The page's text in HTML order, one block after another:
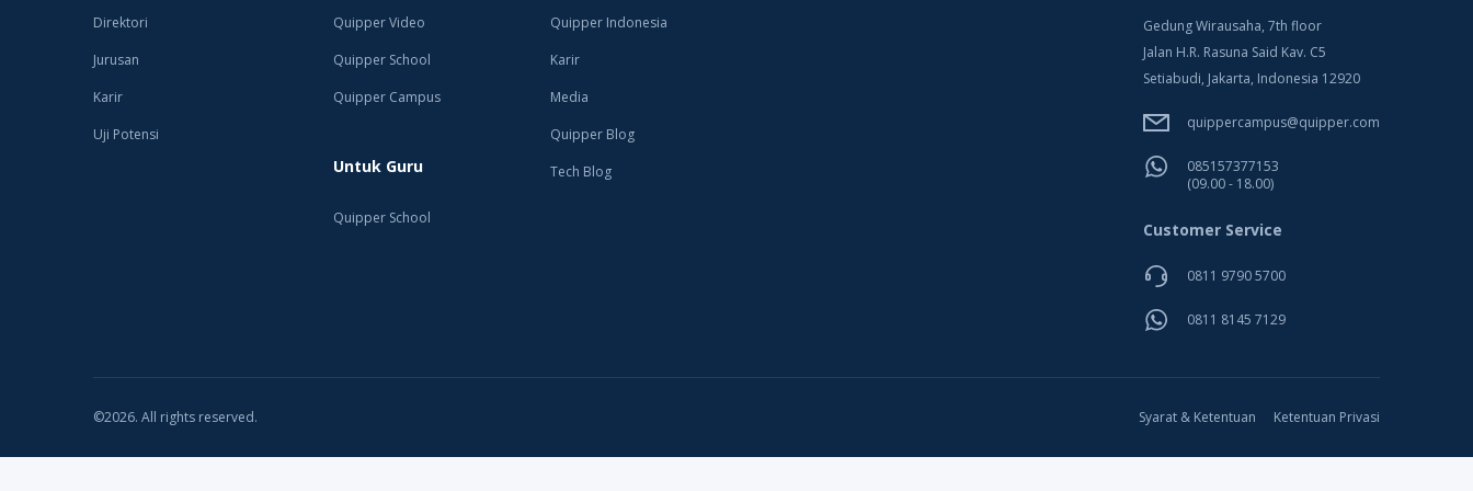
untuk siswa dengan skor terbaik dan
lulus dalam beberapa tes seleksi.
Direktori
Jurusan
Karir
Uji Potensi
Quipper Video
Quipper School
Quipper Campus
Untuk Guru
Quipper School
Quipper Indonesia
Karir
Media
Quipper Blog
Tech Blog
Gedung Wirausaha, 7th floor
Jalan H.R. Rasuna Said Kav. C5
Setiabudi, Jakarta, Indonesia 12920
quippercampus@quipper.com
085157377153
(09.00 - 18.00)
Customer Service
0811 9790 5700
0811 8145 7129
©2026. All rights reserved. Syarat & Ketentuan Ketentuan Privasi